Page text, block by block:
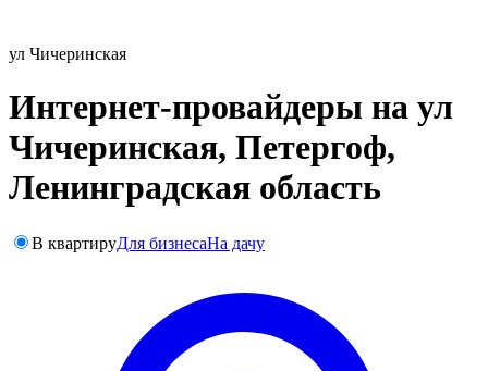
ул Чичеринская
Интернет-провайдеры на ул
Чичеринская, Петергоф,
Ленинградская область
В квартируДля бизнесаНа дачу